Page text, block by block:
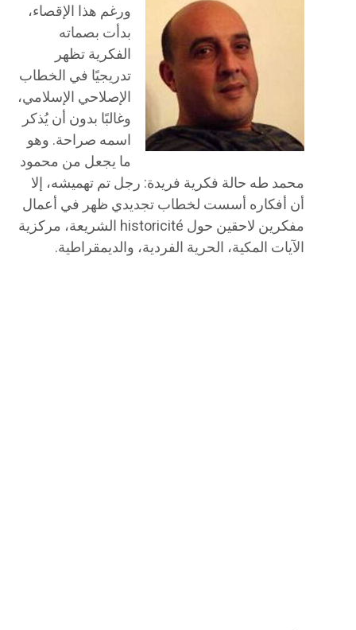
ورغم هذا الإقصاء،
بدأت بصماته
الفكرية تظهر
تدريجيًا في الخطاب
الإصلاحي الإسلامي،
وغالبًا بدون أن يُذكر
اسمه صراحة. وهو
ما يجعل من محمود
محمد طه حالة فكرية فريدة: رجل تم تهميشه، إلا
أن أفكاره أسست لخطاب تجديدي ظهر في أعمال
مفكرين لاحقين حول historicité الشريعة، مركزية
الآيات المكية، الحرية الفردية، والديمقراطية.